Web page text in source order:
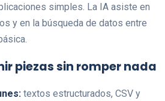
simples. La IA asiste en
y en la búsqueda de datos entre
piezas sin romper nada
textos estructurados, CSV y